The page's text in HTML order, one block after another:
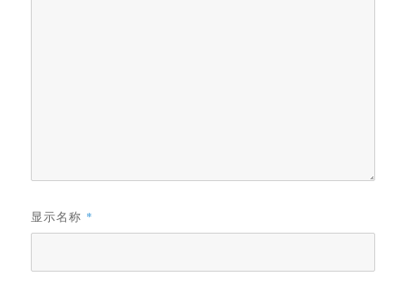
显示名称 *